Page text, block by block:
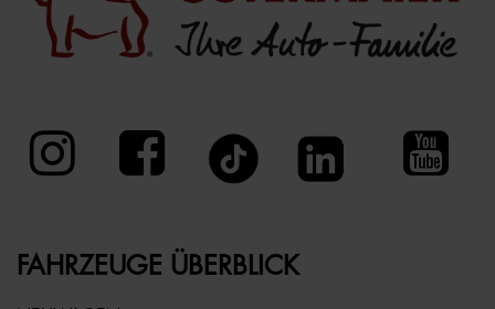
FAHRZEUGE ÜBERBLICK